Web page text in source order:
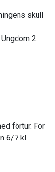
skull
2.
förtur. För
6/7 kl